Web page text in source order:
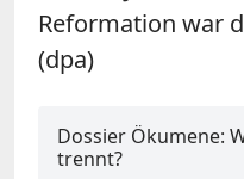
Reformation war
(dpa)
Dossier Ökumene:
trennt?